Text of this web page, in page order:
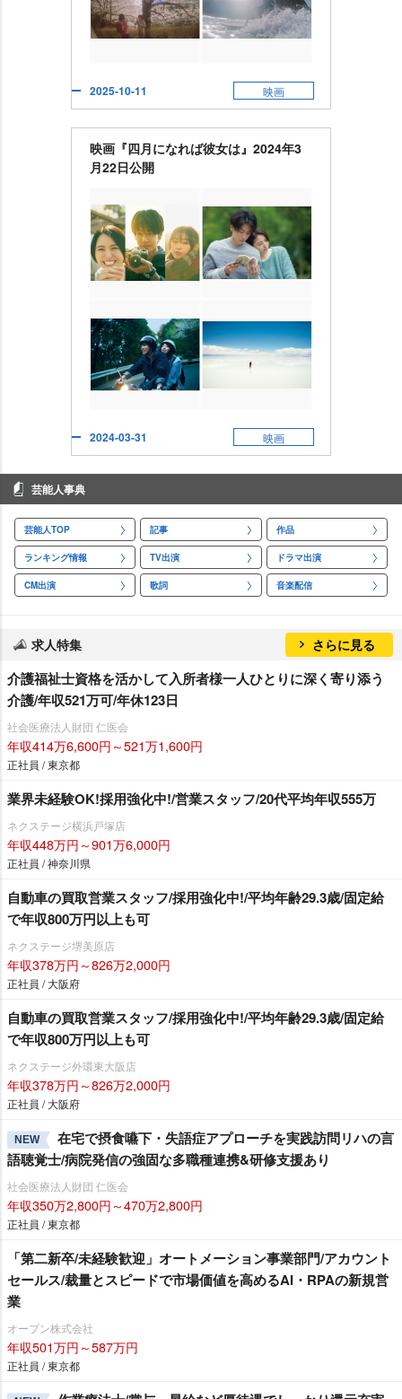
2025-10-11 映画
映画『四月になれば彼女は』2024年3
月22日公開
2024-03-31 映画
芸能人事典
芸能人TOP 記事 作品
ランキング情報 TV出演 ドラマ出演
CM出演 歌詞 音楽配信
求人特集 さらに見る
介護福祉士資格を活かして入所者様一人ひとりに深く寄り添う
介護/年収521万可/年休123日
社会医療法人財団 仁医会
年収414万6,600円～521万1,600円
正社員 / 東京都
業界未経験OK!採用強化中!/営業スタッフ/20代平均年収555万
ネクステージ横浜戸塚店
年収448万円～901万6,000円
正社員 / 神奈川県
自動車の買取営業スタッフ/採用強化中!/平均年齢29.3歳/固定給
で年収800万円以上も可
ネクステージ堺美原店
年収378万円～826万2,000円
正社員 / 大阪府
自動車の買取営業スタッフ/採用強化中!/平均年齢29.3歳/固定給
で年収800万円以上も可
ネクステージ外環東大阪店
年収378万円～826万2,000円
正社員 / 大阪府
NEW
在宅で摂食嚥下・失語症アプローチを実践訪問リハの言
語聴覚士/病院発信の強固な多職種連携&研修支援あり
社会医療法人財団 仁医会
年収350万2,800円～470万2,800円
正社員 / 東京都
「第二新卒/未経験歓迎」オートメーション事業部門/アカウント
セールス/裁量とスピードで市場価値を高めるAI・RPAの新規営
業
オープン株式会社
年収501万円～587万円
正社員 / 東京都